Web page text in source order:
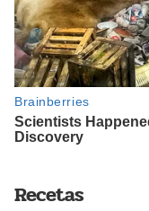
Recetas